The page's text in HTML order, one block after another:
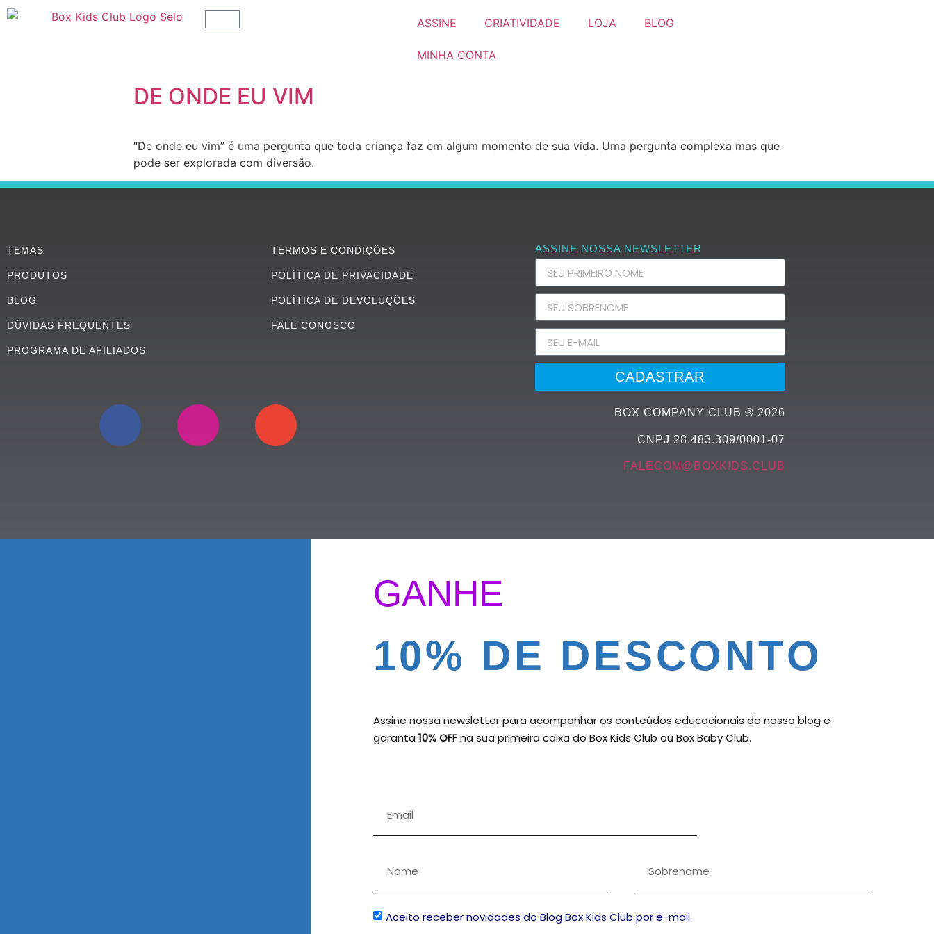
ASSINE CRIATIVIDADE LOJA BLOG
MINHA CONTA
DE ONDE EU VIM
“De onde eu vim” é uma pergunta que toda criança faz em algum momento de sua vida. Uma pergunta complexa mas que
pode ser explorada com diversão.
TEMAS
PRODUTOS
BLOG
DÚVIDAS FREQUENTES
PROGRAMA DE AFILIADOS
TERMOS E CONDIÇÕES
POLÍTICA DE PRIVACIDADE
POLÍTICA DE DEVOLUÇÕES
FALE CONOSCO
ASSINE NOSSA NEWSLETTER
CADASTRAR
BOX COMPANY CLUB ® 2026
CNPJ 28.483.309/0001-07
FALECOM@BOXKIDS.CLUB
GANHE
10% DE DESCONTO
Assine nossa newsletter para acompanhar os conteúdos educacionais do nosso blog e
garanta 10% OFFna sua primeira caixa do Box Kids Club ou Box Baby Club.
Aceito receber novidades do Blog Box Kids Club por e-mail.